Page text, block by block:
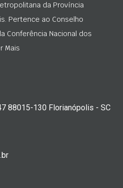
da Província
Pertence ao Conselho
Conferência Nacional dos
Mais
88015-130 Florianópolis - SC